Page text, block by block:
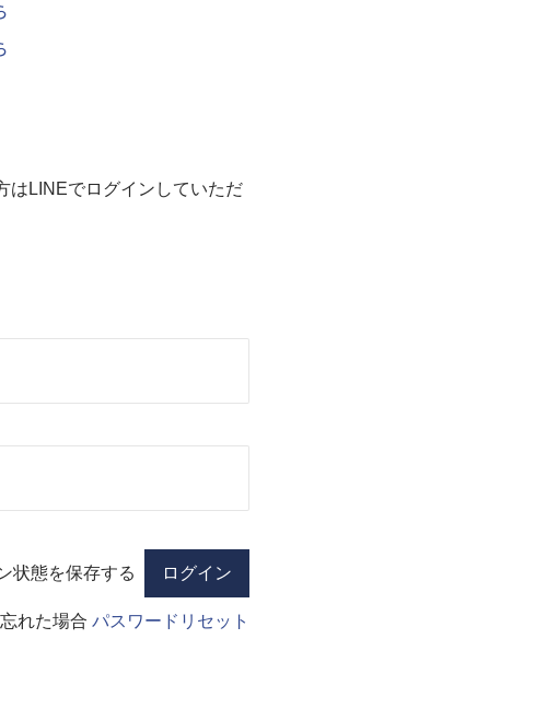
はLINEでログインしていただ
状態を保存する
れた場合 パスワードリセット